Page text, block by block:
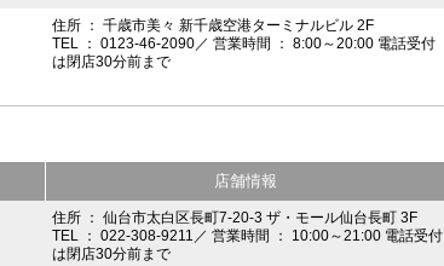
住所 ： 千歳市美々 新千歳空港ターミナルビル 2F
TEL ： 0123-46-2090／ 営業時間 ： 8:00～20:00 電話受付
は閉店30分前まで
店舗情報
住所 ： 仙台市太白区長町7-20-3 ザ・モール仙台長町 3F
TEL ： 022-308-9211／ 営業時間 ： 10:00～21:00 電話受付
は閉店30分前まで